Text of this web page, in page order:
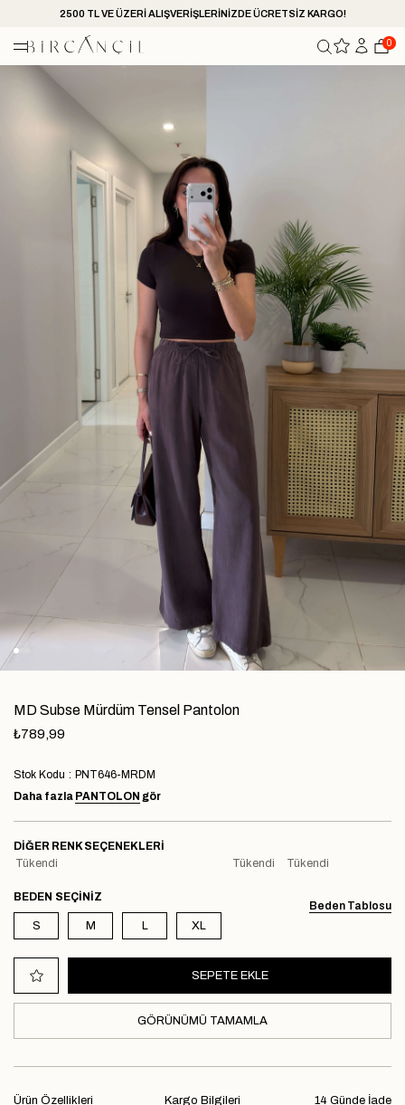
2500 TL VE ÜZERİ ALIŞVERİŞLERİNİZDE ÜCRETSİZ KARGO!
0
MD Subse Mürdüm Tensel Pantolon
₺789,99
Stok Kodu
PNT646-MRDM
Daha fazla PANTOLON gör
DIĞER RENK SEÇENEKLERI
Tükendi
Tükendi Tükendi
Beden Tablosu
BEDEN
S M L XL
GÖRÜNÜMÜ TAMAMLA
Ürün Özellikleri 14 Günde İade
Kargo Bilgileri